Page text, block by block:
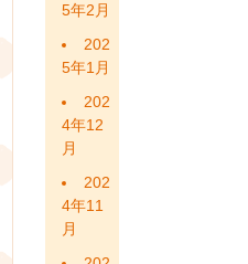
5年2月
202
5年1月
202
4年12
月
202
4年11
月